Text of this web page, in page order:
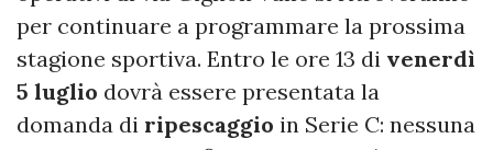
per continuare a programmare la prossima
stagione sportiva. Entro le ore 13 di venerdì
5 luglio dovrà essere presentata la
domanda di ripescaggio in Serie C: nessuna